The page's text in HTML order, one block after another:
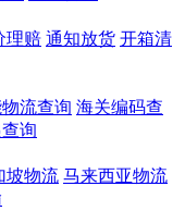
理赔 通知放货 开箱清
流查询 海关编码查
询
坡物流 马来西亚物流